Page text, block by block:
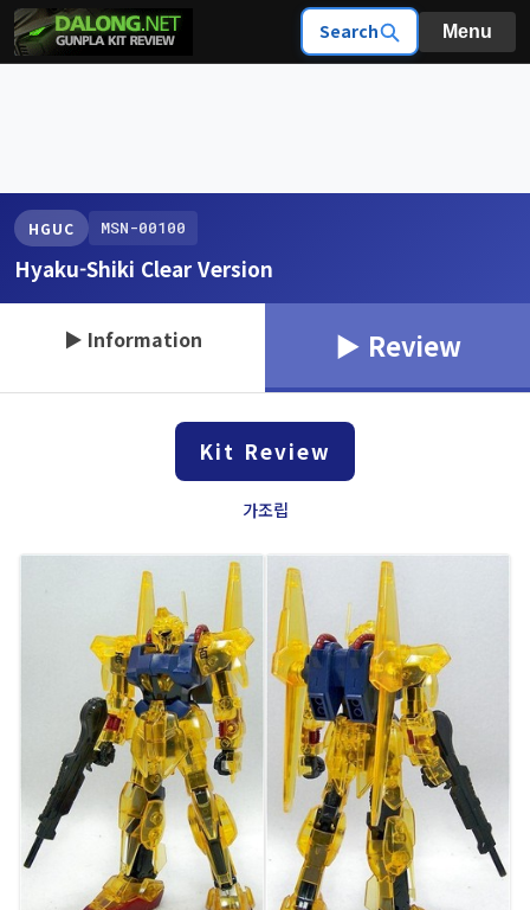
Search Menu
HGUC MSN-00100
Hyaku-Shiki Clear Version
▶ Information ▶ Review
Kit Review
가조립